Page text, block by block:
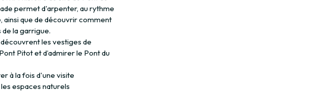
permet d'arpenter, au rythme
ainsi que de découvrir comment
la garrigue.
les vestiges de
Pitot et d’admirer le Pont du
à la fois d'une visite
espaces naturels